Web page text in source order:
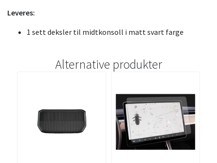
Leveres:
1 sett deksler til midtkonsoll i matt svart farge
Alternative produkter